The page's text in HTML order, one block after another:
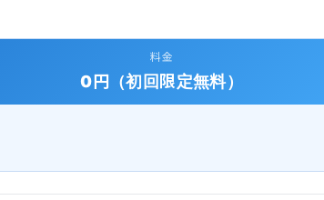
料金
0円（初回限定無料）